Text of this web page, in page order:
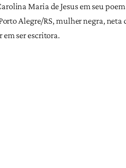
Maria de Jesus em seu
Alegre/RS, mulher negra, neta
em ser escritora.